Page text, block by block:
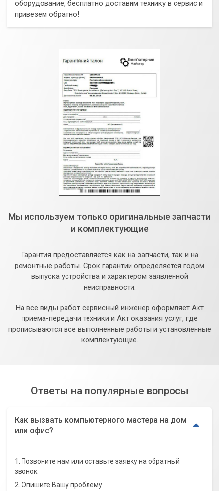
оборудование, бесплатно доставим технику в сервис и
привезем обратно!
Мы используем только оригинальные запчасти
и комплектующие
Гарантия предоставляется как на запчасти, так и на
ремонтные работы. Срок гарантии определяется годом
выпуска устройства и характером заявленной
неисправности.
На все виды работ сервисный инженер оформляет Акт
приема-передачи техники и Акт оказания услуг, где
прописываются все выполненные работы и установленные
комплектующие.
Ответы на популярные вопросы
Как вызвать компьютерного мастера на дом
или офис?
1. Позвоните нам или оставьте заявку на обратный
звонок.
2. Опишите Вашу проблему.